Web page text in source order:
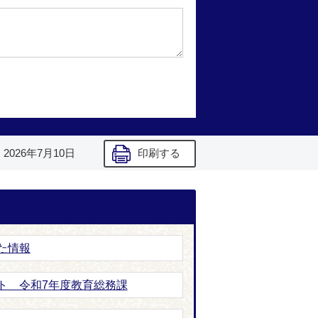
2026年7月10日 印刷する
情報
令和7年度教育総務課